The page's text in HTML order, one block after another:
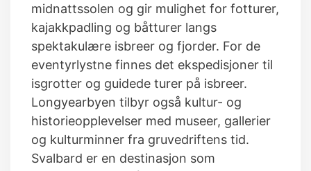
midnattssolen og gir mulighet for fotturer,
kajakkpadling og båtturer langs
spektakulære isbreer og fjorder. For de
eventyrlystne finnes det ekspedisjoner til
isgrotter og guidede turer på isbreer.
Longyearbyen tilbyr også kultur- og
historieopplevelser med museer, gallerier
og kulturminner fra gruvedriftens tid.
Svalbard er en destinasjon som